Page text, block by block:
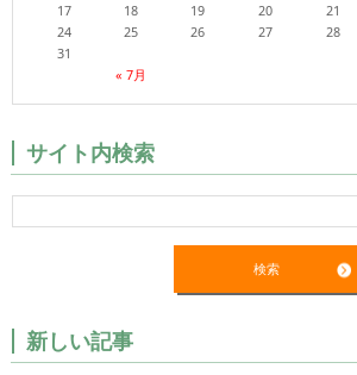
« 7月
17
18 19 20 21
24
25 26 27 28
31
サイト内検索
新しい記事